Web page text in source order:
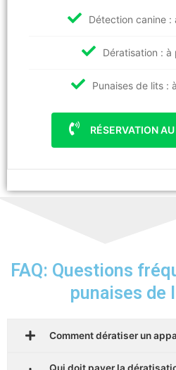
Détection canine
Dératisation :
Punaises de lits :
RÉSERVATION
FAQ: Questions
punaises de
Comment dératiser un